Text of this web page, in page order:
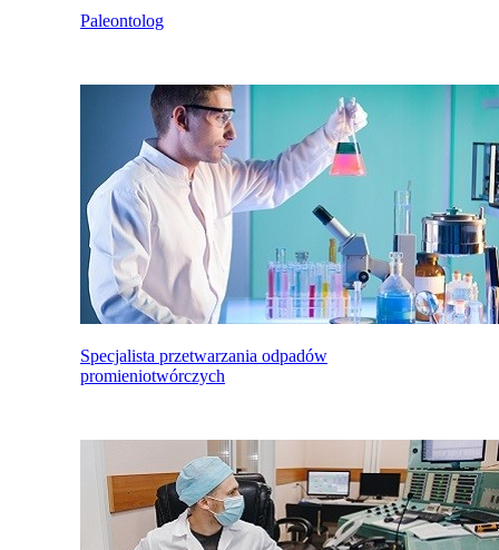
Paleontolog
Specjalista przetwarzania odpadów
promieniotwórczych